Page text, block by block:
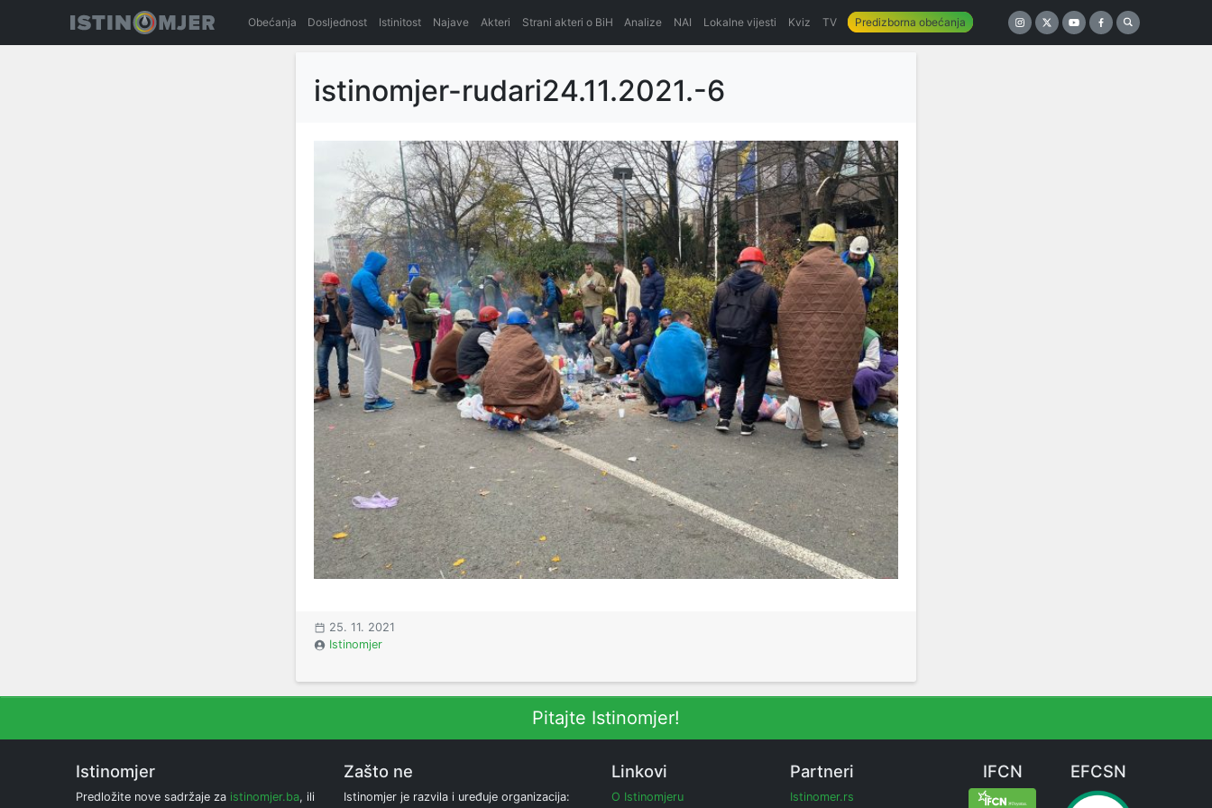
Obećanja Dosljednost Istinitost Najave Akteri Strani akteri o BiH Analize NAI Lokalne vijesti Kviz TV Predizborna obećanja
istinomjer-rudari24.11.2021.-6
25. 11. 2021
Istinomjer
Pitajte Istinomjer!
Istinomjer
Predložite nove sadržaje za istinomjer.ba, ili
Zašto ne
Istinomjer je razvila i uređuje organizacija:
Linkovi
O Istinomjeru
Partneri
Istinomer.rs
IFCN EFCSN